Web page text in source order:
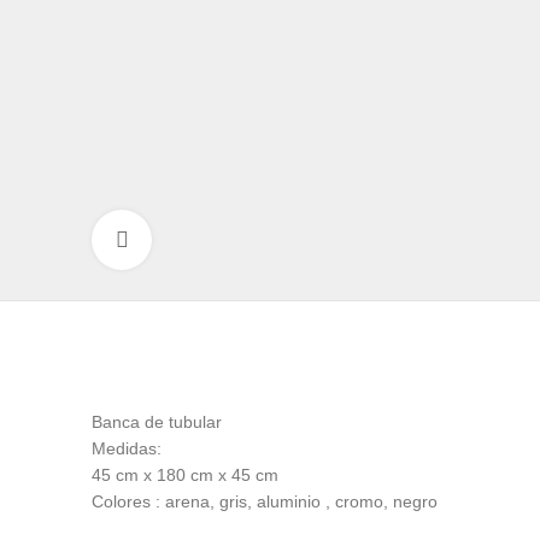
Banca de tubular
Medidas:
45 cm x 180 cm x 45 cm
Colores : arena, gris, aluminio , cromo, negro